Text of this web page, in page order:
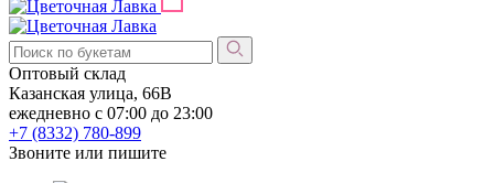
Оптовый склад
Казанская улица, 66В
ежедневно с 07:00 до 23:00
+7 (8332) 780-899
Звоните или пишите